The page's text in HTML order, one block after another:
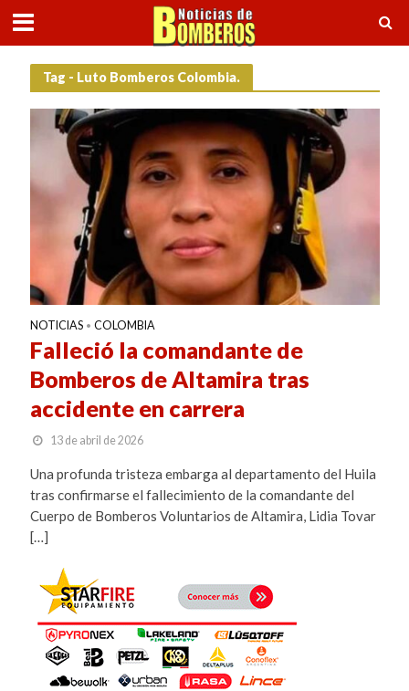
Tag - Luto Bomberos Colombia.
NOTICIAS • COLOMBIA
Falleció la comandante de
Bomberos de Altamira tras
accidente en carrera
13 de abril de 2026
Una profunda tristeza embarga al departamento del Huila
tras confirmarse el fallecimiento de la comandante del
Cuerpo de Bomberos Voluntarios de Altamira, Lidia Tovar
[…]